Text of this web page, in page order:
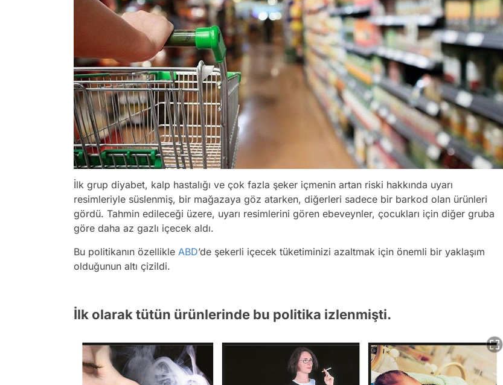
İlk grup diyabet, kalp hastalığı ve çok fazla şeker içmenin artan riski hakkında uyarı
resimleriyle süslenmiş, bir mağazaya göz atarken, diğerleri sadece bir barkod olan ürünleri
gördü. Tahmin edileceği üzere, uyarı resimlerini gören ebeveynler, çocukları için diğer gruba
göre daha az gazlı içecek aldı.
Bu politikanın özellikle ABD’de şekerli içecek tüketiminizi azaltmak için önemli bir yaklaşım
olduğunun altı çizildi.
İlk olarak tütün ürünlerinde bu politika izlenmişti.